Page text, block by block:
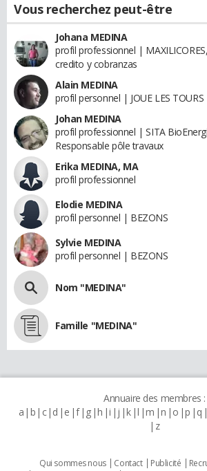
Vous recherchez peut-être
Johana MEDINA
profil professionnel |
credito y cobranzas
Alain MEDINA
profil personnel | JOUE LES TOURS
Johan MEDINA
profil professionnel | SITA
Responsable pôle travaux
Erika MEDINA, MA
profil professionnel
Elodie MEDINA
profil personnel | BEZONS
Sylvie MEDINA
profil personnel | BEZONS
Nom "MEDINA"
Famille "MEDINA"
Annuaire des membres :
a b c d e f g h i j k l m n o p q
z
Qui sommes nous Contact Publicité